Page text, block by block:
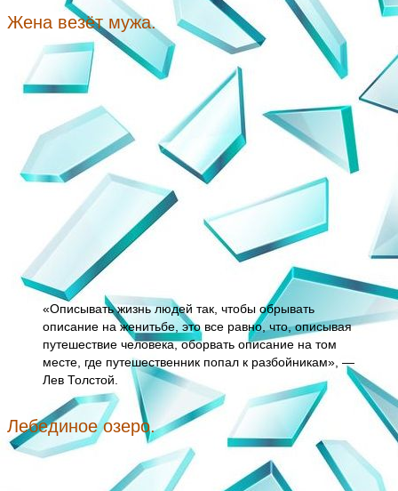
Жена везёт мужа.
«Описывать жизнь людей так, чтобы обрывать
описание на женитьбе, это все равно, что, описывая
путешествие человека, оборвать описание на том
месте, где путешественник попал к разбойникам», —
Лев Толстой.
Лебединое озеро.